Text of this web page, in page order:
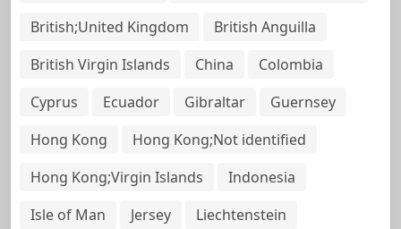
British;United Kingdom
British Anguilla
British Virgin Islands
China
Colombia
Cyprus
Ecuador Gibraltar
Guernsey
Hong Kong
Hong Kong;Not identified
Hong Kong;Virgin Islands
Indonesia
Isle of Man
Jersey
Liechtenstein